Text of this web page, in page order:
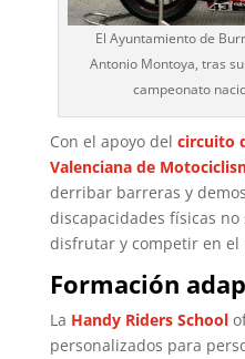
El Ayuntamiento de
Antonio Montoya, tras
campeonato
Con el apoyo del circuito
Valenciana de
derribar barreras y
discapacidades físicas
disfrutar y competir en el
Formación
La Handy Riders School
personalizados para